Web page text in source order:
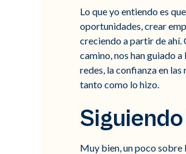
Lo que yo entiendo es
oportunidades, crear
creciendo a partir de ahí.
camino, nos han guiado
redes, la confianza en
tanto como lo hizo.
Muy bien, un poco sobre